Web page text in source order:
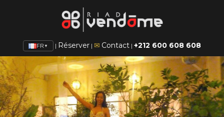
FR ▼ | Réserver | ✉ Contact | +212 600 608 608